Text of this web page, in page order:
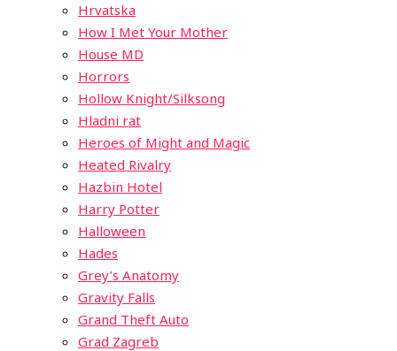
Hrvatska
How I Met Your Mother
House MD
Horrors
Hollow Knight/Silksong
Hladni rat
Heroes of Might and Magic
Heated Rivalry
Hazbin Hotel
Harry Potter
Halloween
Hades
Grey’s Anatomy
Gravity Falls
Grand Theft Auto
Grad Zagreb